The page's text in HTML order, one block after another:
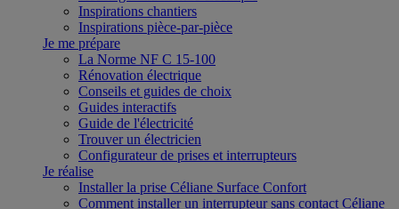
Inspirations chantiers
Inspirations pièce-par-pièce
Je me prépare
La Norme NF C 15-100
Rénovation électrique
Conseils et guides de choix
Guides interactifs
Guide de l'électricité
Trouver un électricien
Configurateur de prises et interrupteurs
Je réalise
Installer la prise Céliane Surface Confort
Comment installer un interrupteur sans contact Céliane